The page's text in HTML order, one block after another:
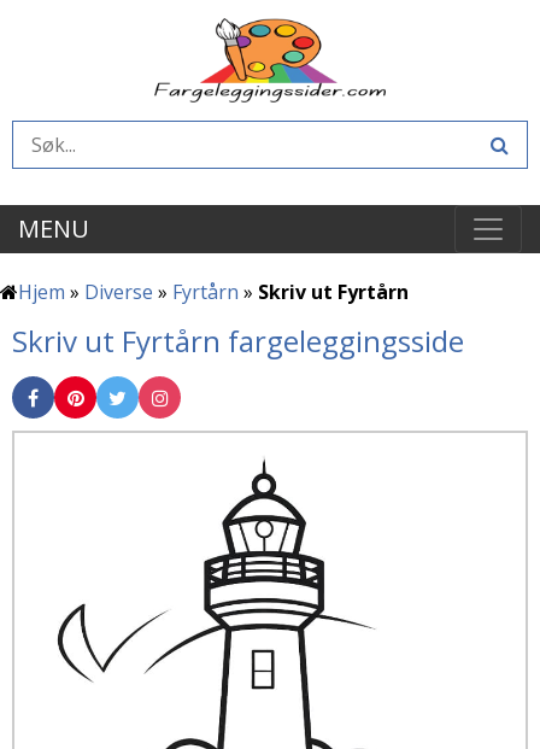
MENU
Hjem » Diverse » Fyrtårn » Skriv ut Fyrtårn
Skriv ut Fyrtårn fargeleggingsside